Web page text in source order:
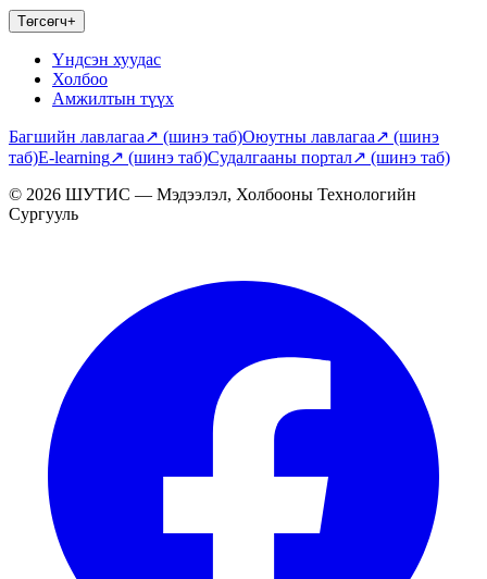
Төгсөгч+
Үндсэн хуудас
Холбоо
Амжилтын түүх
Багшийн лавлагаа↗ (шинэ таб)Оюутны лавлагаа↗ (шинэ
таб)E-learning↗ (шинэ таб)Судалгааны портал↗ (шинэ таб)
© 2026 ШУТИС — Мэдээлэл, Холбооны Технологийн
Сургууль